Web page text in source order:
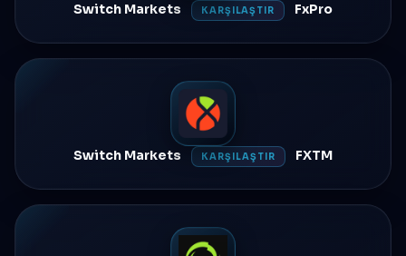
Switch Markets KARŞILAŞTIR FxPro
Switch Markets KARŞILAŞTIR FXTM